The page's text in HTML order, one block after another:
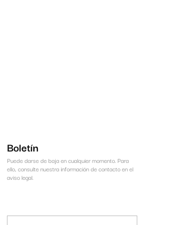
Boletín
Puede darse de baja en cualquier momento. Para
ello, consulte nuestra información de contacto en el
aviso legal.